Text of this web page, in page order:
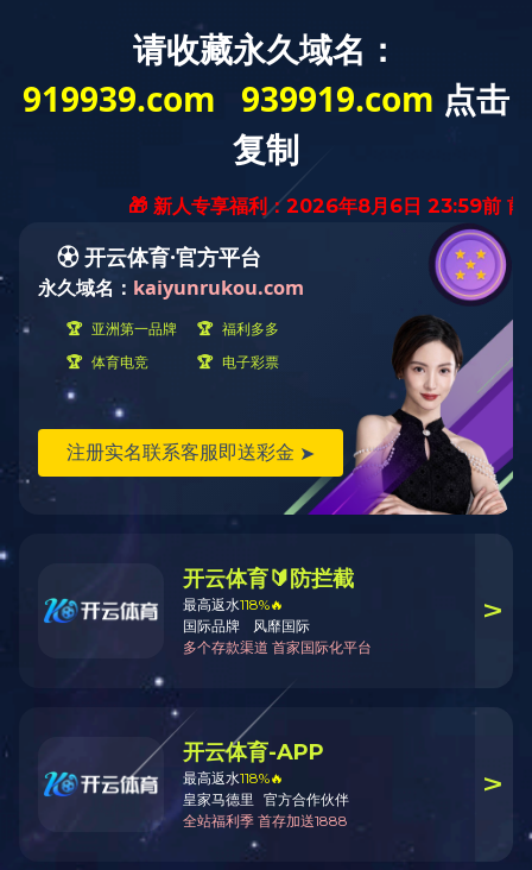
ELEVATOR CAR
轿厢及装潢
FLY-2013-15